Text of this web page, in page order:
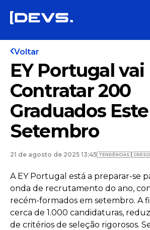
Voltar
EY Portugal vai
Contratar 200
Graduados Este
Setembro
21 de agosto de 2025 13:45 TENDÊNCIAS
A EY Portugal está a preparar-se
onda de recrutamento do ano,
recém-formados em setembro. A
cerca de 1.000 candidaturas,
de critérios de seleção rigorosos.